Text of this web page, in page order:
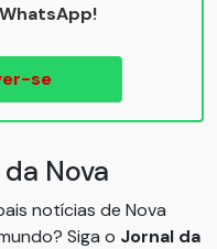
WhatsApp!
se
Nova
notícias de Nova
Siga o Jornal da